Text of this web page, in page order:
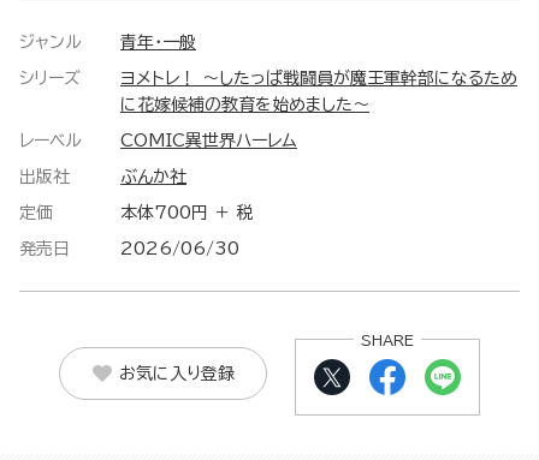
ジャンル 青年・一般
シリーズ
ヨメトレ！ ～したっぱ戦闘員が魔王軍幹部になるため
に花嫁候補の教育を始めました～
レーベル COMIC異世界ハーレム
出版社 ぶんか社
定価 本体700円 ＋ 税
発売日 2026/06/30
お気に入り登録
SHARE